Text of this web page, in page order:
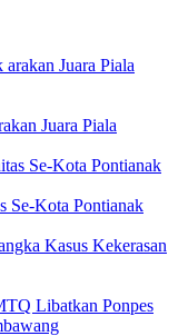
Juara Piala
Se-Kota Pontianak
Kasus Kekerasan
Libatkan Ponpes